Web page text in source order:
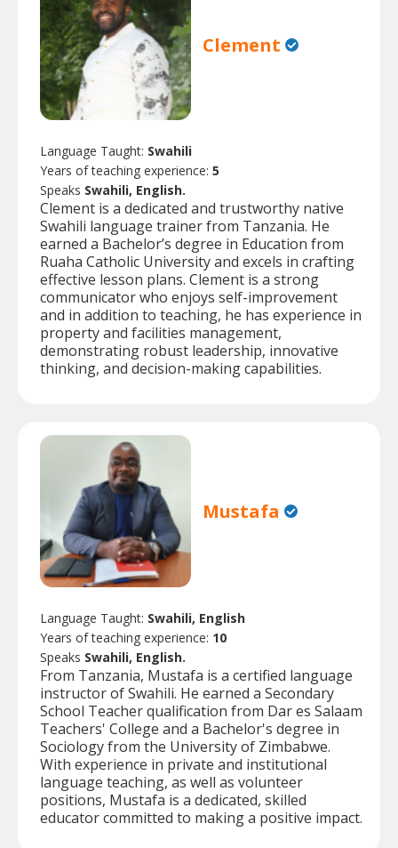
Clement
Language Taught: Swahili
Years of teaching experience: 5
Speaks Swahili, English.
Clement is a dedicated and trustworthy native
Swahili language trainer from Tanzania. He
earned a Bachelor’s degree in Education from
Ruaha Catholic University and excels in crafting
effective lesson plans. Clement is a strong
communicator who enjoys self-improvement
and in addition to teaching, he has experience in
property and facilities management,
demonstrating robust leadership, innovative
thinking, and decision-making capabilities.
Mustafa
Language Taught: Swahili, English
Years of teaching experience: 10
Speaks Swahili, English.
From Tanzania, Mustafa is a certified language
instructor of Swahili. He earned a Secondary
School Teacher qualification from Dar es Salaam
Teachers' College and a Bachelor's degree in
Sociology from the University of Zimbabwe.
With experience in private and institutional
language teaching, as well as volunteer
positions, Mustafa is a dedicated, skilled
educator committed to making a positive impact.